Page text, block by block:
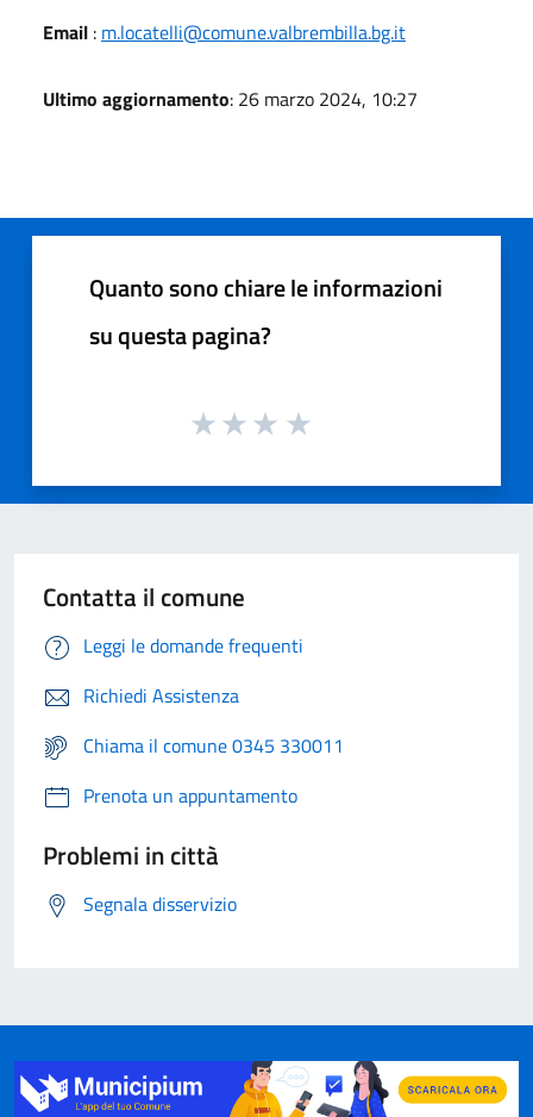
Email : m.locatelli@comune.valbrembilla.bg.it
Ultimo aggiornamento: 26 marzo 2024, 10:27
Quanto sono chiare le informazioni
su questa pagina?
Contatta il comune
Leggi le domande frequenti
Richiedi Assistenza
Chiama il comune 0345 330011
Prenota un appuntamento
Problemi in città
Segnala disservizio